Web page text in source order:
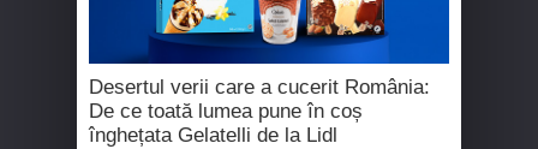
Desertul verii care a cucerit România:
De ce toată lumea pune în coș
înghețata Gelatelli de la Lidl